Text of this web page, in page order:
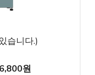
습니다.)
원